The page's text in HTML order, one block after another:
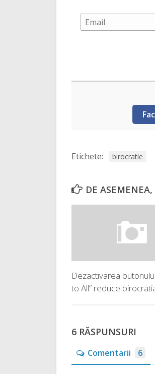
Etichete: birocratie
DE
Dezactivarea
to All” reduce
6 RĂSPUNSURI
Comentarii 6